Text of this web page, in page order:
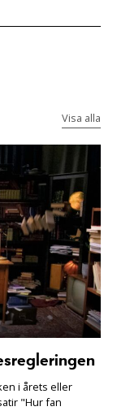
Visa alla
i årets eller
"Hur fan